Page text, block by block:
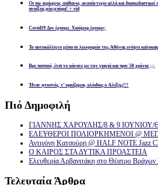
Οι πιο περίεργοι, απίθανοι, αναπάντεχοι αλλά και διασκεδαστικοί
ανοίξεις μία μπύρα! + vid
Covid19 Δεν έχουμε. Χιούμορ έχουμε;
Το αυτοκόλλητο μέσα σε λεωφορείο της Αθήνας ενόψει
Βρε παππού, έτσι το κάνατε με την γιαγιά και πριν 50 χρόνια ;;;
Ήταν φτυστός, τ’ ορκίζομαι, ολόιδιος ο Αλέξης!!!
Πιό Δημοφιλή
ΓΙΑΝΝΗΣ ΧΑΡΟΥΛΗΣ/8 & 9
ΕΛΕΥΘΕΡΟΙ ΠΟΛΙΟΡΚΗΜΕΝΟΙ @
Αντιγόνη Κατσούρη @ HALF NOTE Jazz
Ο ΚΑΙΡΟΣ ΣΤΑ ΔΥΤΙΚΑ ΠΡΟΑΣΤΕΙΑ
Ελευθερία Αρβανιτάκη στο Θέατρο
Τελευταία Άρθρα